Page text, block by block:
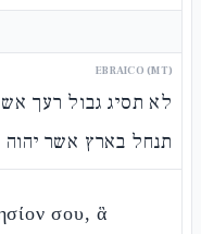
EBRAICO (MT)
לא תסיג גבול רעך
תנחל בארץ אשר
σου, ἃ